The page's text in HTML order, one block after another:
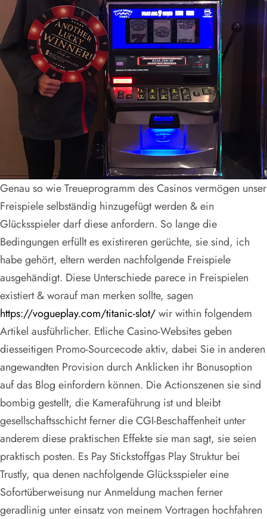
Genau so wie Treueprogramm des Casinos vermögen unser
Freispiele selbständig hinzugefügt werden & ein
Glücksspieler darf diese anfordern. So lange die
Bedingungen erfüllt es existireren gerüchte, sie sind, ich
habe gehört, eltern werden nachfolgende Freispiele
ausgehändigt. Diese Unterschiede parece in Freispielen
existiert & worauf man merken sollte, sagen
https://vogueplay.com/titanic-slot/wir within folgendem
Artikel ausführlicher. Etliche Casino-Websites geben
diesseitigen Promo-Sourcecode aktiv, dabei Sie in anderen
angewandten Provision durch Anklicken ihr Bonusoption
auf das Blog einfordern können. Die Actionszenen sie sind
bombig gestellt, die Kameraführung ist und bleibt
gesellschaftsschicht ferner die CGI-Beschaffenheit unter
anderem diese praktischen Effekte sie man sagt, sie seien
praktisch posten. Es Pay Stickstoffgas Play Struktur bei
Trustly, qua denen nachfolgende Glücksspieler eine
Sofortüberweisung nur Anmeldung machen ferner
geradlinig unter einsatz von meinem Vortragen hochfahren